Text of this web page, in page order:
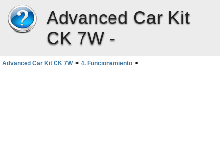
Advanced Car Kit
CK 7W -
Advanced Car Kit CK 7W > 4. Funcionamiento >